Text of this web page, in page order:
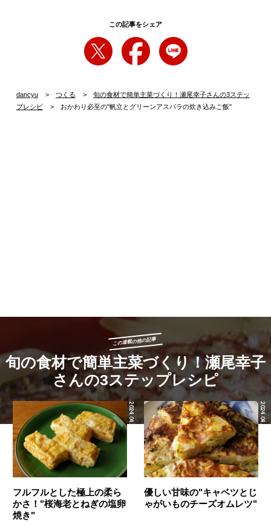
この記事をシェア
dancyu つくる
旬の食材で簡単主菜づくり！瀬尾幸子さんの3ステッ
プレシピ
おかわり必至の"帆立とグリーンアスパラの炊き込みご飯"
この連載の他の記事
旬の食材で簡単主菜づくり！瀬尾幸子
さんの3ステップレシピ
2024.04.16
フルフルとした極上の柔ら
かさ！"桜海老とねぎの塩卵
焼き"
2024.04.15
優しい甘味の"キャベツとじ
ゃがいものチーズオムレツ"